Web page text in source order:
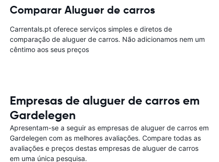
Comparar Aluguer de carros
Carrentals.pt oferece serviços simples e diretos de
comparação de aluguer de carros. Não adicionamos nem um
cêntimo aos seus preços
Empresas de aluguer de carros em
Gardelegen
Apresentam-se a seguir as empresas de aluguer de carros em
Gardelegen com as melhores avaliações. Compare todas as
avaliações e preços destas empresas de aluguer de carros
em uma única pesquisa.